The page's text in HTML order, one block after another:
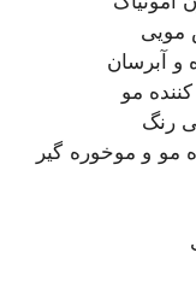
مویی
و آبرسان
مو
رنگ
مو و موخوره گیر